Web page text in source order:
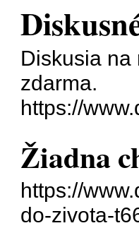
Diskusia na
zdarma.
https://
Žiadna
https://
do-zivota-